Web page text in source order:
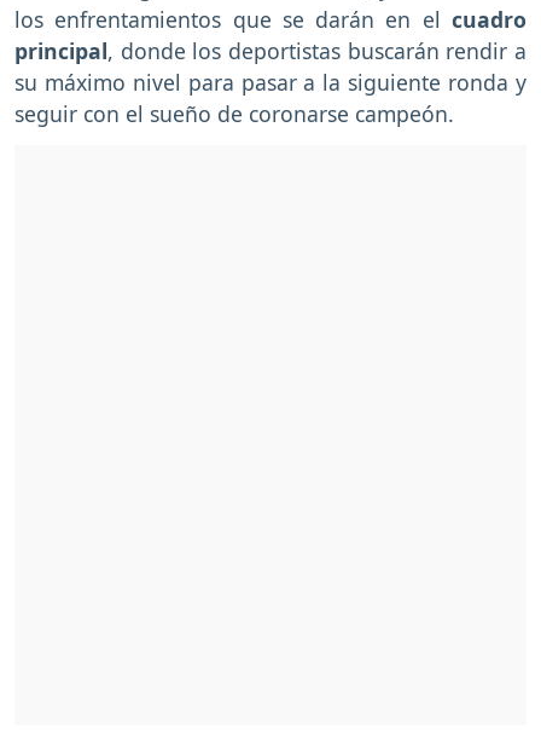
los enfrentamientos que se darán en el cuadro
principal, donde los deportistas buscarán rendir a
su máximo nivel para pasar a la siguiente ronda y
seguir con el sueño de coronarse campeón.